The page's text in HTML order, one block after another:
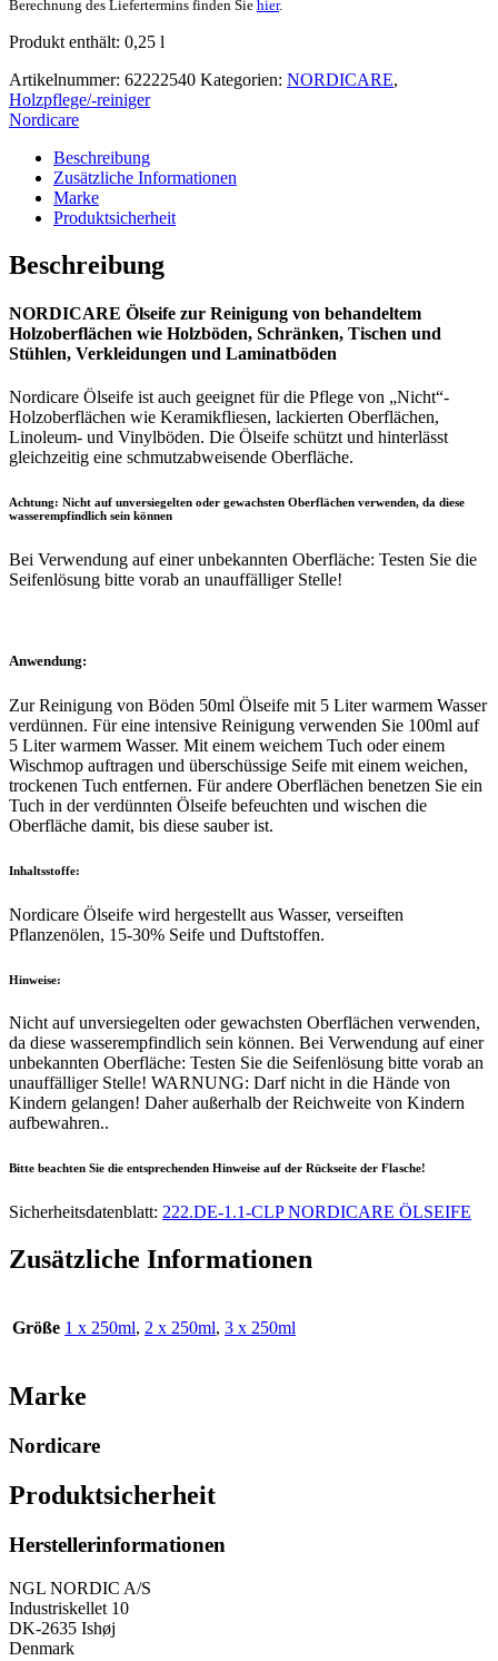
Berechnung des Liefertermins finden Sie hier.
Produkt enthält: 0,25 l
Artikelnummer: 62222540 Kategorien: NORDICARE,
Holzpflege/-reiniger
Nordicare
Beschreibung
Zusätzliche Informationen
Marke
Produktsicherheit
Beschreibung
NORDICARE Ölseife zur Reinigung von behandeltem
Holzoberflächen wie Holzböden, Schränken, Tischen und
Stühlen, Verkleidungen und Laminatböden
Nordicare Ölseife ist auch geeignet für die Pflege von „Nicht“-
Holzoberflächen wie Keramikfliesen, lackierten Oberflächen,
Linoleum- und Vinylböden. Die Ölseife schützt und hinterlässt
gleichzeitig eine schmutzabweisende Oberfläche.
Achtung: Nicht auf unversiegelten oder gewachsten Oberflächen verwenden, da diese
wasserempfindlich sein können
Bei Verwendung auf einer unbekannten Oberfläche: Testen Sie die
Seifenlösung bitte vorab an unauffälliger Stelle!
Anwendung:
Zur Reinigung von Böden 50ml Ölseife mit 5 Liter warmem Wasser
verdünnen. Für eine intensive Reinigung verwenden Sie 100ml auf
5 Liter warmem Wasser. Mit einem weichem Tuch oder einem
Wischmop auftragen und überschüssige Seife mit einem weichen,
trockenen Tuch entfernen. Für andere Oberflächen benetzen Sie ein
Tuch in der verdünnten Ölseife befeuchten und wischen die
Oberfläche damit, bis diese sauber ist.
Inhaltsstoffe:
Nordicare Ölseife wird hergestellt aus Wasser, verseiften
Pflanzenölen, 15-30% Seife und Duftstoffen.
Hinweise:
Nicht auf unversiegelten oder gewachsten Oberflächen verwenden,
da diese wasserempfindlich sein können. Bei Verwendung auf einer
unbekannten Oberfläche: Testen Sie die Seifenlösung bitte vorab an
unauffälliger Stelle! WARNUNG: Darf nicht in die Hände von
Kindern gelangen! Daher außerhalb der Reichweite von Kindern
aufbewahren..
Bitte beachten Sie die entsprechenden Hinweise auf der Rückseite der Flasche!
Sicherheitsdatenblatt: 222.DE-1.1-CLP NORDICARE ÖLSEIFE
Zusätzliche Informationen
Größe 1 x 250ml, 2 x 250ml, 3 x 250ml
Marke
Nordicare
Produktsicherheit
Herstellerinformationen
NGL NORDIC A/S
Industriskellet 10
DK-2635 Ishøj
Denmark